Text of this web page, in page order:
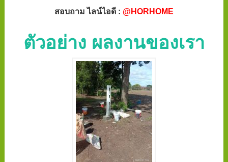
สอบถาม ไลน์ไอดี : @HORHOME
ตัวอย่าง ผลงานของเรา